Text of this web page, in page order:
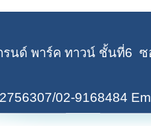
รนด์ พาร์ค ทาวน์ ชั้นที่6
02-9168484